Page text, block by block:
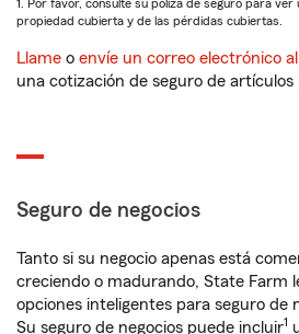
1. Por favor, consulte su póliza de seguro para ver
propiedad cubierta y de las pérdidas cubiertas.
Llame o envíe un correo electrónico
una cotización de seguro de artículos
Seguro de negocios
Tanto si su negocio apenas está
creciendo o madurando, State Farm
opciones inteligentes para seguro de
Su seguro de negocios puede incluir1